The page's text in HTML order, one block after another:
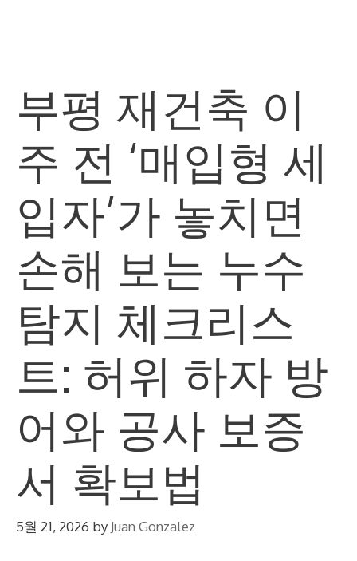
부평 재건축 이
주 전 ‘매입형 세
입자’가 놓치면
손해 보는 누수
탐지 체크리스
트: 허위 하자 방
어와 공사 보증
서 확보법
5월 21, 2026 by Juan Gonzalez